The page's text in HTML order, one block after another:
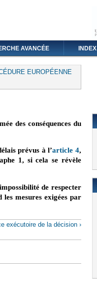
AVANCÉE INDEX
EUROPÉENNE
des conséquences du
prévus à l’article 4,
1, si cela se révèle
de respecter
les mesures exigées par
exécutoire de la décision ›